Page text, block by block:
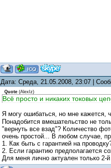
Дата: Среда, 21.05.2008, 23:07 |
Quote (AlexIz)
Всё просто и никаких токовых
Я могу ошибаться, но мне кажется,
Понадобится вмешательство не
"вернуть все взад"? Количество
очень простой... В любом случае,
1. Как быть с гарантией на
2. Если гарантию предполагается
Для меня лично актуален только 2-